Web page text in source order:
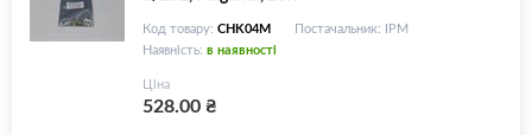
Код товару: CHK04M
Постачальник: IPM
Наявність: в наявності
Ціна
528.00₴